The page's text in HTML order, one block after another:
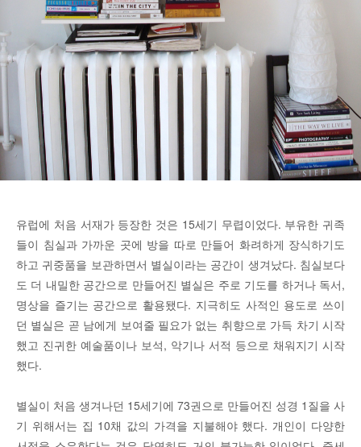
유럽에 처음 서재가 등장한 것은 15세기 무렵이었다. 부유한 귀족
들이 침실과 가까운 곳에 방을 따로 만들어 화려하게 장식하기도
하고 귀중품을 보관하면서 별실이라는 공간이 생겨났다. 침실보다
도 더 내밀한 공간으로 만들어진 별실은 주로 기도를 하거나 독서,
명상을 즐기는 공간으로 활용됐다. 지극히도 사적인 용도로 쓰이
던 별실은 곧 남에게 보여줄 필요가 없는 취향으로 가득 차기 시작
했고 진귀한 예술품이나 보석, 악기나 서적 등으로 채워지기 시작
했다.
별실이 처음 생겨나던 15세기에 73권으로 만들어진 성경 1질을 사
기 위해서는 집 10채 값의 가격을 지불해야 했다. 개인이 다양한